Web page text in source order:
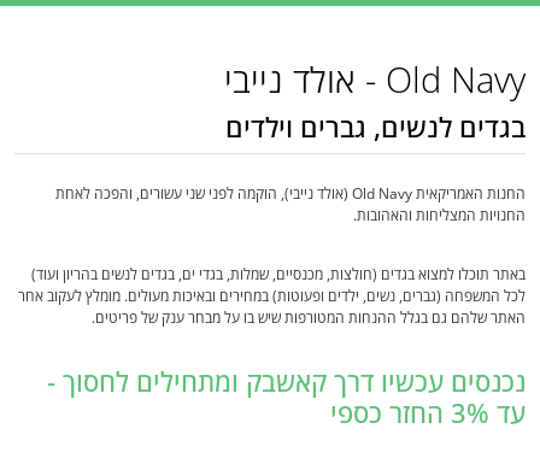
Old Navy - אולד נייבי
בגדים לנשים, גברים וילדים
החנות האמריקאית Old Navy (אולד נייבי), הוקמה לפני שני עשורים, והפכה לאחת
החנויות המצליחות והאהובות.
באתר תוכלו למצוא בגדים (חולצות, מכנסיים, שמלות, בגדי ים, בגדים לנשים בהריון ועוד)
לכל המשפחה (גברים, נשים, ילדים ופעוטות) במחירים ובאיכות מעולים. מומלץ לעקוב אחר
האתר שלהם גם בגלל ההנחות המטורפות שיש בו על מבחר ענק של פריטים.
נכנסים עכשיו דרך קאשבק ומתחילים לחסוך -
עד 3% החזר כספי